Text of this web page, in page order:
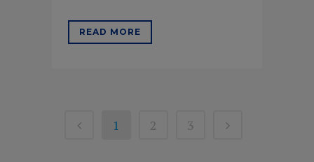
READ MORE
1 2 3